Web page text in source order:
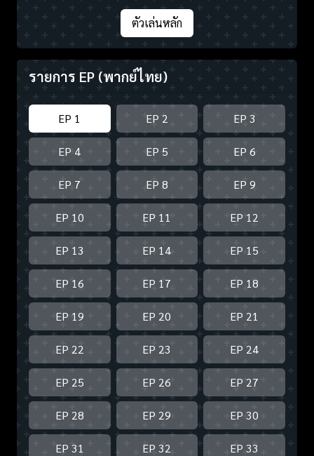
ตัวเล่นหลัก
รายการ EP (พากย์ไทย)
EP 1 EP 2 EP 3
EP 4 EP 5 EP 6
EP 7 EP 8 EP 9
EP 10 EP 11 EP 12
EP 13 EP 14 EP 15
EP 16 EP 17 EP 18
EP 19 EP 20 EP 21
EP 22 EP 23 EP 24
EP 25 EP 26 EP 27
EP 28 EP 29 EP 30
EP 31 EP 32 EP 33